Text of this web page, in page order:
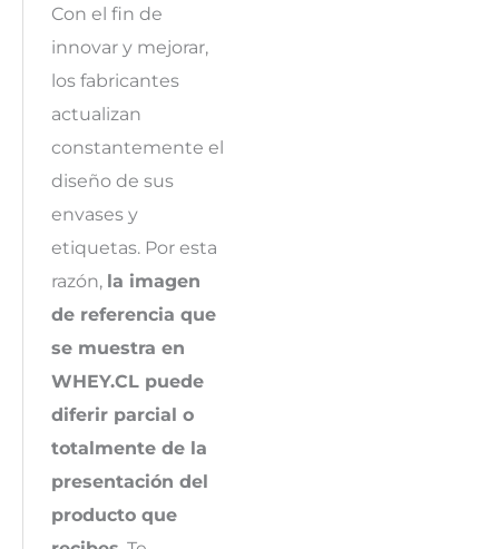
Con el fin de
innovar y mejorar,
los fabricantes
actualizan
constantemente el
diseño de sus
envases y
etiquetas. Por esta
razón, la imagen
de referencia que
se muestra en
WHEY.CL puede
diferir parcial o
totalmente de la
presentación del
producto que